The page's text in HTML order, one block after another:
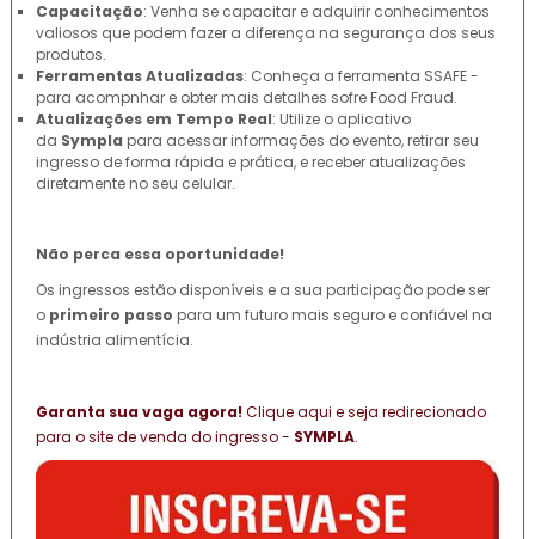
Capacitação: Venha se capacitar e adquirir conhecimentos
valiosos que podem fazer a diferença na segurança dos seus
produtos.
Ferramentas Atualizadas: Conheça a ferramenta SSAFE -
para acompnhar e obter mais detalhes sofre Food Fraud.
Atualizações em Tempo Real: Utilize o aplicativo
da Sympla para acessar informações do evento, retirar seu
ingresso de forma rápida e prática, e receber atualizações
diretamente no seu celular.
Não perca essa oportunidade!
Os ingressos estão disponíveis e a sua participação pode ser
o primeiro passo para um futuro mais seguro e confiável na
indústria alimentícia.
Garanta sua vaga agora! Clique aqui e seja redirecionado
para o site de venda do ingresso - SYMPLA.